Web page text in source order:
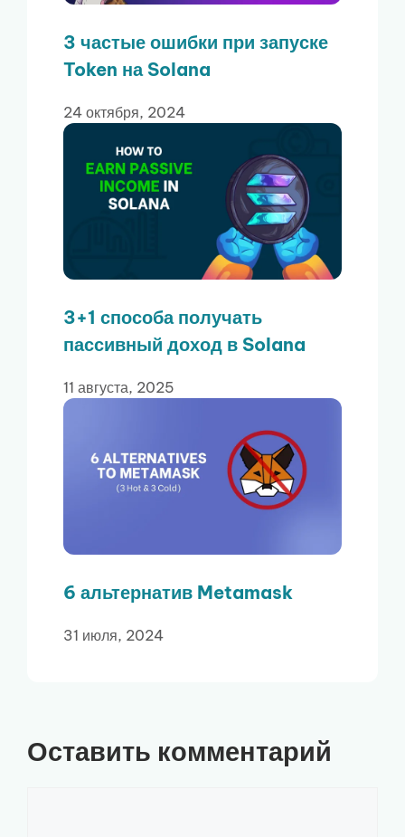
3 частые ошибки при запуске
Token на Solana
24 октября, 2024
3+1 способа получать
пассивный доход в Solana
11 августа, 2025
6 альтернатив Metamask
31 июля, 2024
Оставить комментарий